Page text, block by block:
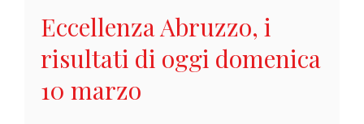
Eccellenza Abruzzo, i
risultati di oggi domenica
10 marzo